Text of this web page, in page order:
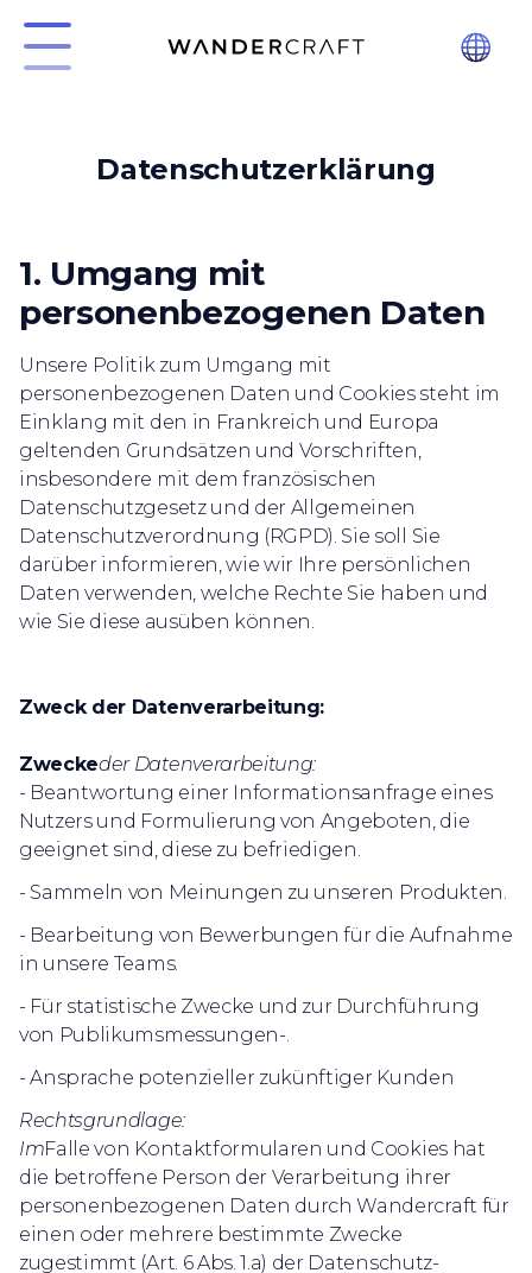
Datenschutzerklärung
1. Umgang mit
personenbezogenen Daten
Unsere Politik zum Umgang mit
personenbezogenen Daten und Cookies steht im
Einklang mit den in Frankreich und Europa
geltenden Grundsätzen und Vorschriften,
insbesondere mit dem französischen
Datenschutzgesetz und der Allgemeinen
Datenschutzverordnung (RGPD). Sie soll Sie
darüber informieren, wie wir Ihre persönlichen
Daten verwenden, welche Rechte Sie haben und
wie Sie diese ausüben können.
Zweck der Datenverarbeitung:
Zweckeder Datenverarbeitung:
-Beantwortung einer Informationsanfrage eines
Nutzers und Formulierung von Angeboten, die
geeignet sind, diese zu befriedigen.
- Sammeln von Meinungen zu unseren Produkten.
- Bearbeitung von Bewerbungen für die Aufnahme
in unsere Teams.
- Für statistische Zwecke und zur Durchführung
von Publikumsmessungen-.
- Ansprache potenzieller zukünftiger Kunden
Rechtsgrundlage:
ImFalle von Kontaktformularen und Cookies hat
die betroffene Person der Verarbeitung ihrer
personenbezogenen Daten durch Wandercraft für
einen oder mehrere bestimmte Zwecke
zugestimmt (Art. 6 Abs. 1.a) der Datenschutz-